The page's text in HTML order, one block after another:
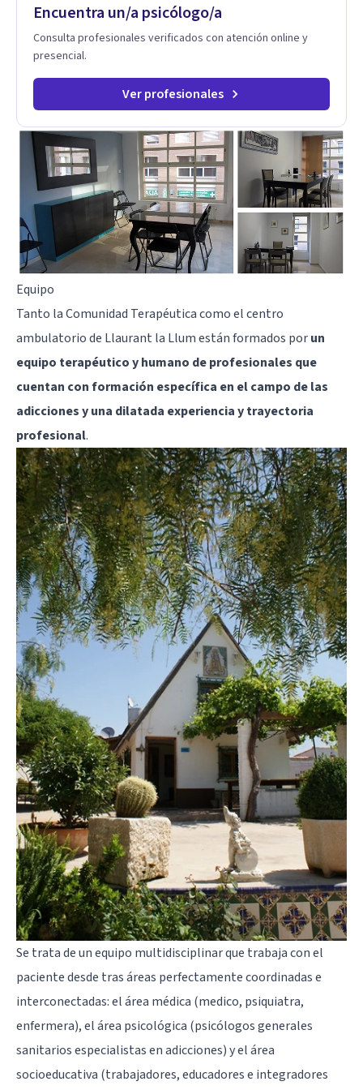
Encuentra un/a psicólogo/a
Consulta profesionales verificados con atención online y
presencial.
Ver profesionales
Equipo
Tanto la Comunidad Terapéutica como el centro
ambulatorio de Llaurant la Llum están formados porun
equipo terapéutico y humano de profesionales que
cuentan con formación específica en el campo de las
adicciones y una dilatada experiencia y trayectoria
profesional.
Se trata de un equipo multidisciplinar que trabaja con el
paciente desde tras áreas perfectamente coordinadas e
interconectadas: el área médica (medico, psiquiatra,
enfermera), el área psicológica (psicólogos generales
sanitarios especialistas en adicciones) y el área
socioeducativa (trabajadores, educadores e integradores